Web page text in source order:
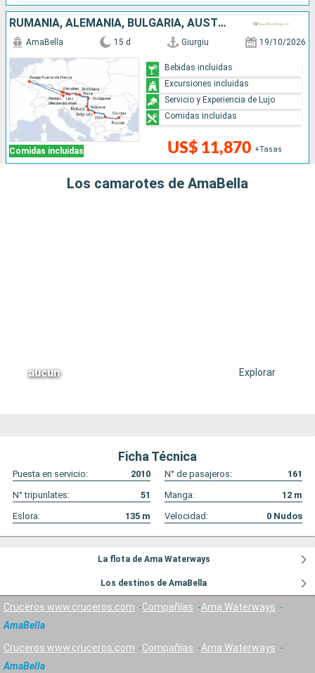
RUMANIA, ALEMANIA, BULGARIA, AUSTRIA, SERBIA, ESLOVAQUIA, CROACIA, HUNGRÍA
Comidas incluidas
AmaBella 15 d Giurgiu 19/10/2026
US$ 11,870 +Tasas
Bebidas incluidas
Excursiones incluidas
Servicio y Experiencia de Lujo
Comidas incluidas
Los camarotes de AmaBella
aucun Explorar
Ficha Técnica
Puesta en servicio: 2010 N° de pasajeros:
161
N° tripunlates:
51 Manga: 12 m
Eslora:
135 m Velocidad: 0 Nudos
La flota de Ama Waterways
Los destinos de AmaBella
Cruceros www.cruceros.com Compañías
Ama Waterways
AmaBella
Cruceros www.cruceros.com Compañías
Ama Waterways
AmaBella